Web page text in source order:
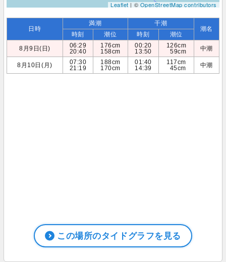
Leaflet| ©OpenStreetMap contributors
日時
満潮 干潮
潮名
時刻 潮位 時刻
潮位
8月9日(日)
06:29
20:40
176cm
158cm
00:20
13:50
126cm
59cm
中潮
8月10日(月)
07:30
21:19
188cm
170cm
01:40
14:39
117cm
45cm
中潮
この場所のタイドグラフを見る